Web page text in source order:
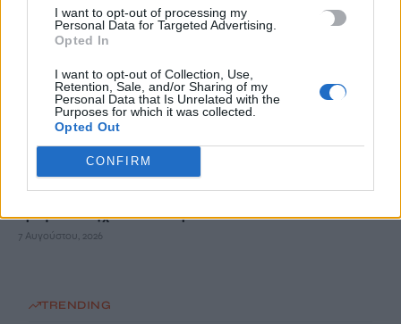
I want to opt-out of processing my
Personal Data for Targeted Advertising.
Opted In
I want to opt-out of Collection, Use,
Retention, Sale, and/or Sharing of my
Personal Data that Is Unrelated with the
Purposes for which it was collected.
Opted Out
CONFIRM
Ο ΟΦΗ βάζει τσάρτερ για τους φιλάθλους ενόψει της ρεβάνς
των playoffs του Europa League
7 Αυγούστου, 2026
Δυστύχημα στις Σέρρες: «Δεν υπήρχε χρόνος για αντίδραση»,
λέει ο οδηγός του φορτηγού
7 Αυγούστου, 2026
Κρίση στη Θέουτα: Ισπανικό τελεσίγραφο στην Ιταλία για
άρση των ελέγχων στα σύνορα
7 Αυγούστου, 2026
TRENDING